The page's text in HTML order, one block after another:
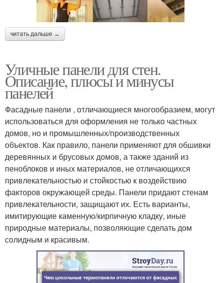
читать дальше →
Уличные панели для стен.
Описание, плюсы и минусы
панелей
Фасадные панели , отличающиеся многообразием, могут
использоваться для оформления не только частных
домов, но и промышленных/производственных
объектов. Как правило, панели применяют для обшивки
деревянных и брусовых домов, а также зданий из
пеноблоков и иных материалов, не отличающихся
привлекательностью и стойкостью к воздействию
факторов окружающей среды. Панели придают стенам
привлекательности, защищают их. Есть варианты,
имитирующие каменную/кирпичную кладку, иные
природные материалы, позволяющие сделать дом
солидным и красивым.